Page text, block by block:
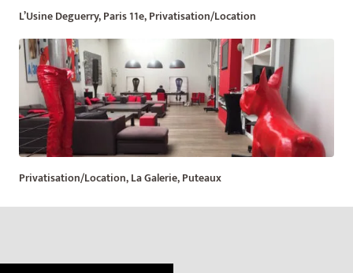
L’Usine Deguerry, Paris 11e, Privatisation/Location
Privatisation/Location, La Galerie, Puteaux